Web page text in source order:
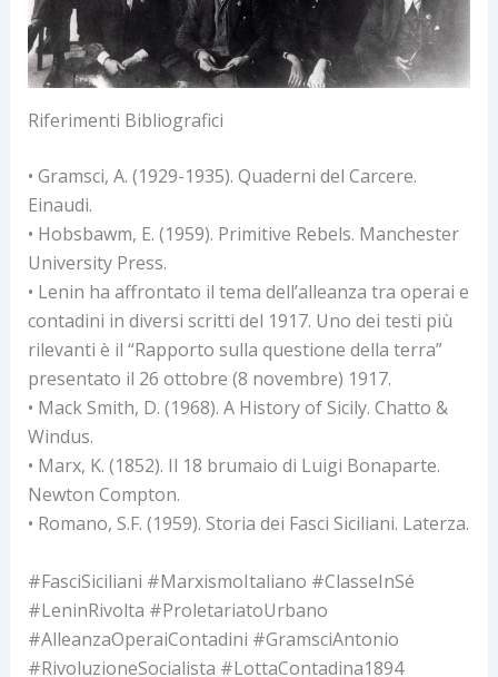
Riferimenti Bibliografici
• Gramsci, A. (1929-1935). Quaderni del Carcere.
Einaudi.
• Hobsbawm, E. (1959). Primitive Rebels. Manchester
University Press.
• Lenin ha affrontato il tema dell’alleanza tra operai e
contadini in diversi scritti del 1917. Uno dei testi più
rilevanti è il “Rapporto sulla questione della terra”
presentato il 26 ottobre (8 novembre) 1917.
• Mack Smith, D. (1968). A History of Sicily. Chatto &
Windus.
• Marx, K. (1852). Il 18 brumaio di Luigi Bonaparte.
Newton Compton.
• Romano, S.F. (1959). Storia dei Fasci Siciliani. Laterza.
#FasciSiciliani #MarxismoItaliano #ClasseInSé
#LeninRivolta #ProletariatoUrbano
#AlleanzaOperaiContadini #GramsciAntonio
#RivoluzioneSocialista #LottaContadina1894